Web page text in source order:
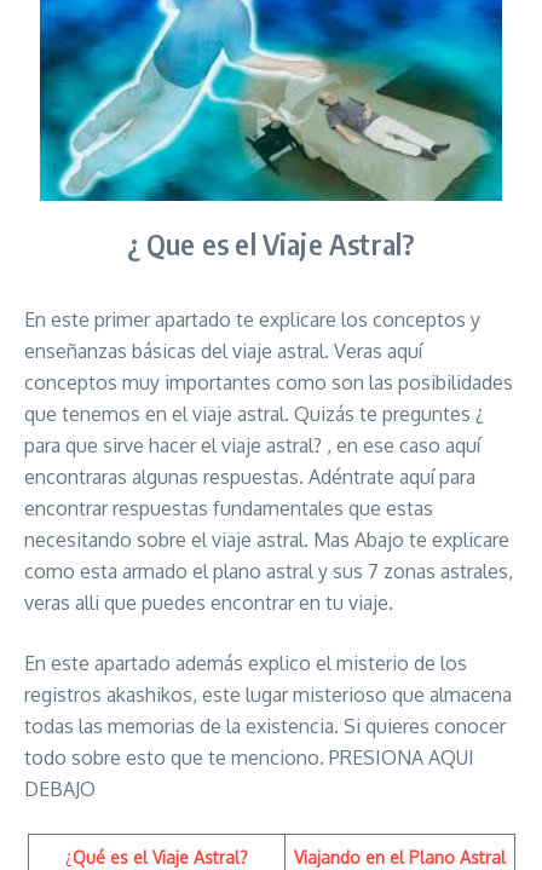
¿ Que es el Viaje Astral?
En este primer apartado te explicare los conceptos y
enseñanzas básicas del viaje astral. Veras aquí
conceptos muy importantes como son las posibilidades
que tenemos en el viaje astral. Quizás te preguntes ¿
para que sirve hacer el viaje astral? , en ese caso aquí
encontraras algunas respuestas. Adéntrate aquí para
encontrar respuestas fundamentales que estas
necesitando sobre el viaje astral. Mas Abajo te explicare
como esta armado el plano astral y sus 7 zonas astrales,
veras alli que puedes encontrar en tu viaje.
En este apartado además explico el misterio de los
registros akashikos, este lugar misterioso que almacena
todas las memorias de la existencia. Si quieres conocer
todo sobre esto que te menciono. PRESIONA AQUI
DEBAJO
¿Qué es el Viaje Astral? Viajando en el Plano Astral